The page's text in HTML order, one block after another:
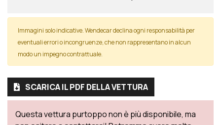
Immagini solo indicative. Wendecar declina ogni responsabilità per
eventuali errori o incongruenze, che non rappresentano in alcun
modo un impegno contrattuale.
SCARICA IL PDF DELLA VETTURA
Questa vettura purtoppo non è più disponibile, ma